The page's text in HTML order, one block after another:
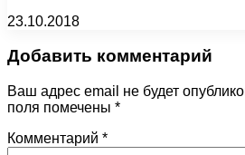
23.10.2018
Добавить комментарий
Ваш адрес email не будет
поля помечены *
Комментарий *